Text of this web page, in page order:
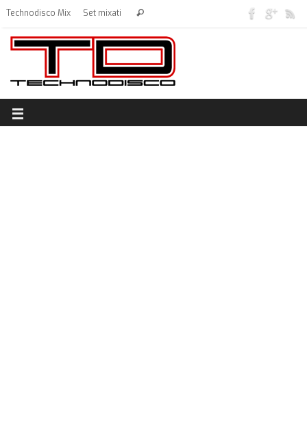
Technodisco Mix Set mixati